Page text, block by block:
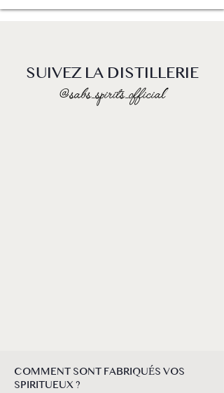
SUIVEZ LA DISTILLERIE
@sabs_spirits_official
COMMENT SONT FABRIQUÉS VOS
SPIRITUEUX ?